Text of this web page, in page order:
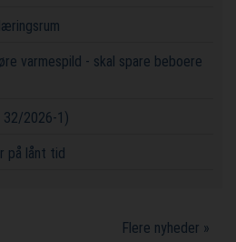
varmespild - skal spare beboere
32/2026-1)
på lånt tid
Flere nyheder »